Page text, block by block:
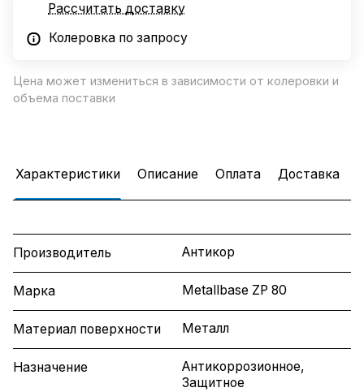
Рассчитать доставку
Колеровка по запросу
Цена может измениться в зависимости от колеровки и
объема поставки
Характеристики Описание Оплата Доставка
Производитель Антикор
Марка Metallbase ZP 80
Материал поверхности Металл
Назначение
Антикоррозионное,
Защитное